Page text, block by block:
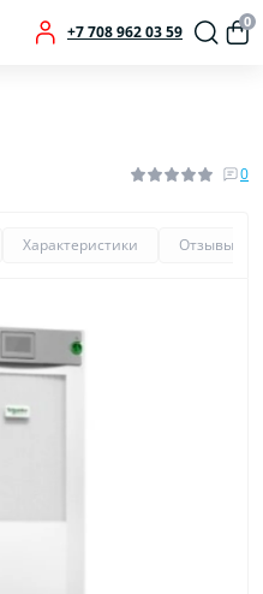
+7 708 962 03 59
0
0
Характеристики Отзывы